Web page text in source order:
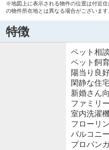
※地図上に表示される物件の位置は付近
の物件所在地とは異なる場合がございます
特徴
ペット相談
ペット飼
陽当り良
閑静な住
新婚さん
ファミリ
室内洗濯
フローリ
バルコニー
プロパン